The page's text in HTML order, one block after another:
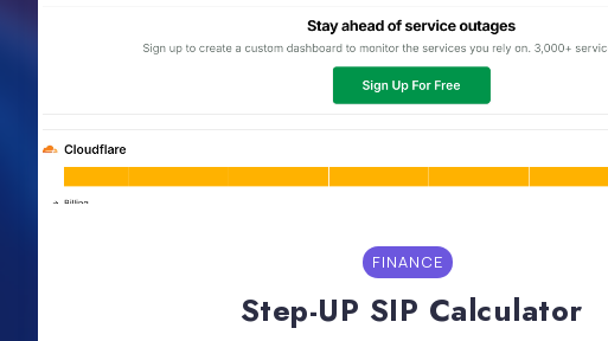
FINANCE
Step-UP SIP Calculator